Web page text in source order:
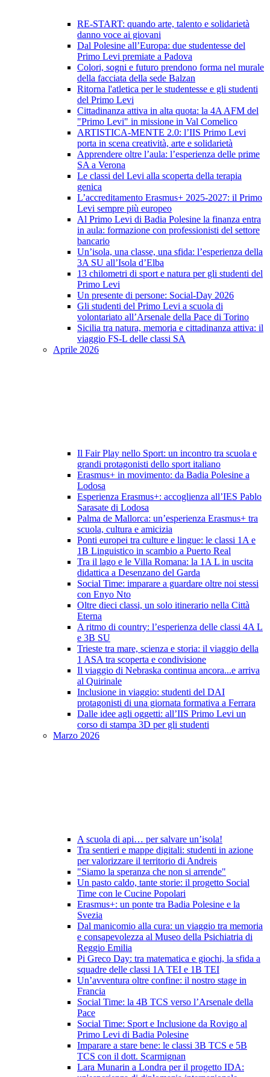
RE-START: quando arte, talento e solidarietà
danno voce ai giovani
Dal Polesine all’Europa: due studentesse del
Primo Levi premiate a Padova
Colori, sogni e futuro prendono forma nel murale
della facciata della sede Balzan
Ritorna l'atletica per le studentesse e gli studenti
del Primo Levi
Cittadinanza attiva in alta quota: la 4A AFM del
"Primo Levi" in missione in Val Comelico
ARTISTICA-MENTE 2.0: l’IIS Primo Levi
porta in scena creatività, arte e solidarietà
Apprendere oltre l’aula: l’esperienza delle prime
SA a Verona
Le classi del Levi alla scoperta della terapia
genica
L’accreditamento Erasmus+ 2025-2027: il Primo
Levi sempre più europeo
Al Primo Levi di Badia Polesine la finanza entra
in aula: formazione con professionisti del settore
bancario
Un’isola, una classe, una sfida: l’esperienza della
3A SU all’Isola d’Elba
13 chilometri di sport e natura per gli studenti del
Primo Levi
Un presente di persone: Social-Day 2026
Gli studenti del Primo Levi a scuola di
volontariato all’Arsenale della Pace di Torino
Sicilia tra natura, memoria e cittadinanza attiva: il
viaggio FS-L delle classi SA
Aprile 2026
Il Fair Play nello Sport: un incontro tra scuola e
grandi protagonisti dello sport italiano
Erasmus+ in movimento: da Badia Polesine a
Lodosa
Esperienza Erasmus+: accoglienza all’IES Pablo
Sarasate di Lodosa
Palma de Mallorca: un’esperienza Erasmus+ tra
scuola, cultura e amicizia
Ponti europei tra culture e lingue: le classi 1A e
1B Linguistico in scambio a Puerto Real
Tra il lago e le Villa Romana: la 1A L in uscita
didattica a Desenzano del Garda
Social Time: imparare a guardare oltre noi stessi
con Enyo Nto
Oltre dieci classi, un solo itinerario nella Città
Eterna
A ritmo di country: l’esperienza delle classi 4A L
e 3B SU
Trieste tra mare, scienza e storia: il viaggio della
1 ASA tra scoperta e condivisione
Il viaggio di Nebraska continua ancora...e arriva
al Quirinale
Inclusione in viaggio: studenti del DAI
protagonisti di una giornata formativa a Ferrara
Dalle idee agli oggetti: all’IIS Primo Levi un
corso di stampa 3D per gli studenti
Marzo 2026
A scuola di api… per salvare un’isola!
Tra sentieri e mappe digitali: studenti in azione
per valorizzare il territorio di Andreis
"Siamo la speranza che non si arrende"
Un pasto caldo, tante storie: il progetto Social
Time con le Cucine Popolari
Erasmus+: un ponte tra Badia Polesine e la
Svezia
Dal manicomio alla cura: un viaggio tra memoria
e consapevolezza al Museo della Psichiatria di
Reggio Emilia
Pi Greco Day: tra matematica e giochi, la sfida a
squadre delle classi 1A TEI e 1B TEI
Un’avventura oltre confine: il nostro stage in
Francia
Social Time: la 4B TCS verso l’Arsenale della
Pace
Social Time: Sport e Inclusione da Rovigo al
Primo Levi di Badia Polesine
Imparare a stare bene: le classi 3B TCS e 5B
TCS con il dott. Scarmignan
Lara Munarin a Londra per il progetto IDA: